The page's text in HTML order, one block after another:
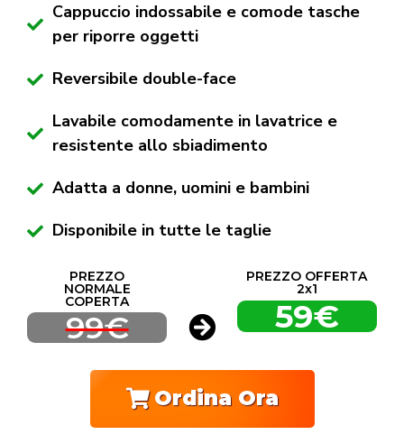
Cappuccio indossabile e comode tasche
per riporre oggetti
Reversibile double-face
Lavabile comodamente in lavatrice e
resistente allo sbiadimento
Adatta a donne, uomini e bambini
Disponibile in tutte le taglie
PREZZO
NORMALE
COPERTA
99€
PREZZO OFFERTA
2x1
59€
Ordina Ora